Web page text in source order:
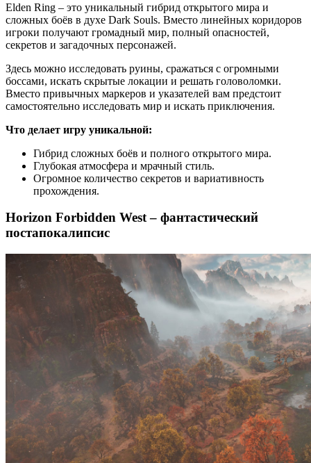
Elden Ring – это уникальный гибрид открытого мира и
сложных боёв в духе Dark Souls. Вместо линейных коридоров
игроки получают громадный мир, полный опасностей,
секретов и загадочных персонажей.
Здесь можно исследовать руины, сражаться с огромными
боссами, искать скрытые локации и решать головоломки.
Вместо привычных маркеров и указателей вам предстоит
самостоятельно исследовать мир и искать приключения.
Что делает игру уникальной:
Гибрид сложных боёв и полного открытого мира.
Глубокая атмосфера и мрачный стиль.
Огромное количество секретов и вариативность
прохождения.
Horizon Forbidden West – фантастический
постапокалипсис